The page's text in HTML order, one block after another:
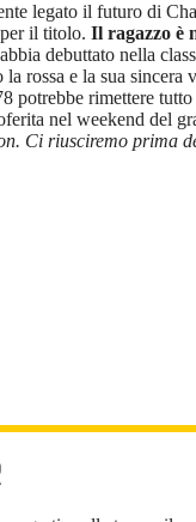
legato il futuro di
il titolo. Il ragazzo è
debuttato nella
rossa e la sua
potrebbe rimettere
nel weekend del
Ci riusciremo prima